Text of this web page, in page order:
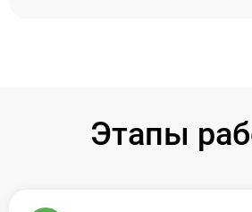
Этапы